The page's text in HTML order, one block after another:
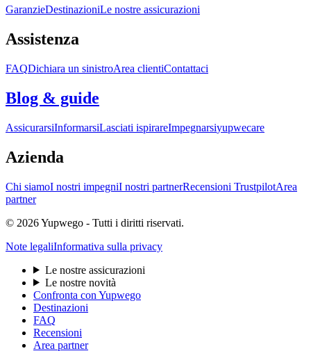
GaranzieDestinazioniLe nostre assicurazioni
Assistenza
FAQDichiara un sinistroArea clientiContattaci
Blog & guide
AssicurarsiInformarsiLasciati ispirareImpegnarsiyupwecare
Azienda
Chi siamoI nostri impegniI nostri partnerRecensioni TrustpilotArea
partner
© 2026 Yupwego - Tutti i diritti riservati.
Note legaliInformativa sulla privacy
Le nostre assicurazioni
Le nostre novità
Confronta con Yupwego
Destinazioni
FAQ
Recensioni
Area partner